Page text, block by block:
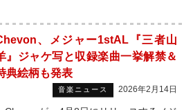
、メジャー1stAL『三者山
』ジャケ写と収録楽曲一挙解禁＆
典絵柄も発表
音楽ニュース 2026年2月14日